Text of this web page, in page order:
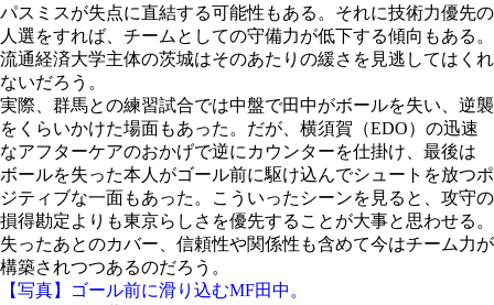
パスミスが失点に直結する可能性もある。それに技術力優先の
人選をすれば、チームとしての守備力が低下する傾向もある。
流通経済大学主体の茨城はそのあたりの緩さを見逃してはくれ
ないだろう。
実際、群馬との練習試合では中盤で田中がボールを失い、逆襲
をくらいかけた場面もあった。だが、横須賀（EDO）の迅速
なアフターケアのおかげで逆にカウンターを仕掛け、最後は
ボールを失った本人がゴール前に駆け込んでシュートを放つポ
ジティブな一面もあった。こういったシーンを見ると、攻守の
損得勘定よりも東京らしさを優先することが大事と思わせる。
失ったあとのカバー、信頼性や関係性も含めて今はチーム力が
構築されつつあるのだろう。
【写真】ゴール前に滑り込むMF田中。